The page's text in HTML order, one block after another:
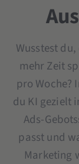
Wusstest
mehr Zeit
pro Woche?
du KI gezielt
Ads-
passt und
Marketing